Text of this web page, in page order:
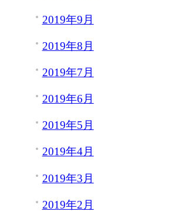
2019年9月
2019年8月
2019年7月
2019年6月
2019年5月
2019年4月
2019年3月
2019年2月